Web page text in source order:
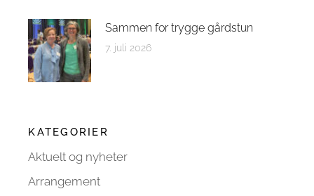
Sammen for trygge gårdstun
7. juli 2026
KATEGORIER
Aktuelt og nyheter
Arrangement